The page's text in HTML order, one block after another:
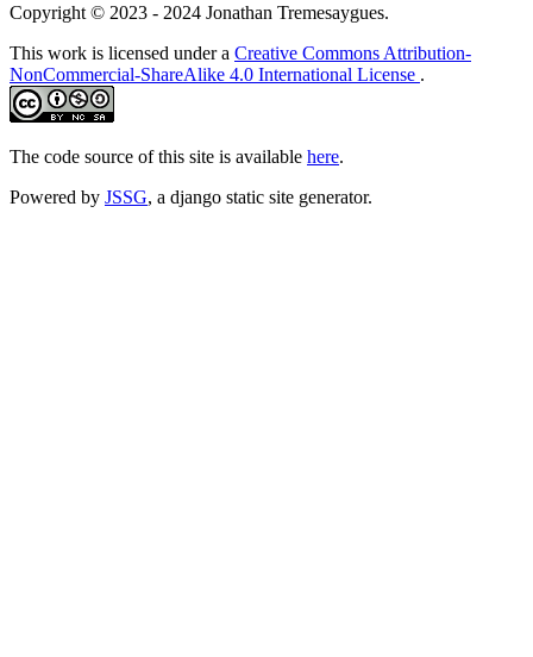
Copyright © 2023 - 2024 Jonathan Tremesaygues.
This work is licensed under a Creative Commons Attribution-
NonCommercial-ShareAlike 4.0 International License .
The code source of this site is available here.
Powered by JSSG, a django static site generator.